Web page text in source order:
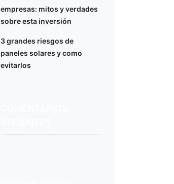
empresas: mitos y verdades
sobre esta inversión
3 grandes riesgos de
paneles solares y como
evitarlos